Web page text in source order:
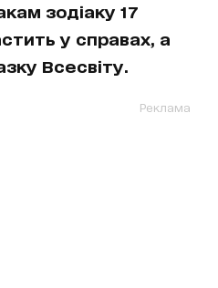
зодіаку 17
у справах, а
Всесвіту.
Реклама